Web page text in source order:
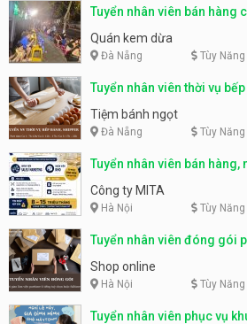
Tuyển nhân viên bán hàng
Quán kem dừa
Đà Nẵng Tùy Năng
Tuyển nhân viên thời vụ
Tiệm bánh ngọt
Đà Nẵng Tùy Năng
Tuyển nhân viên bán hàng,
parttime, fulltime
Công ty MITA
Hà Nội Tùy Năng
Tuyển nhân viên đóng gói
Shop online
Hà Nội Tùy Năng
Tuyển nhân viên phục vụ